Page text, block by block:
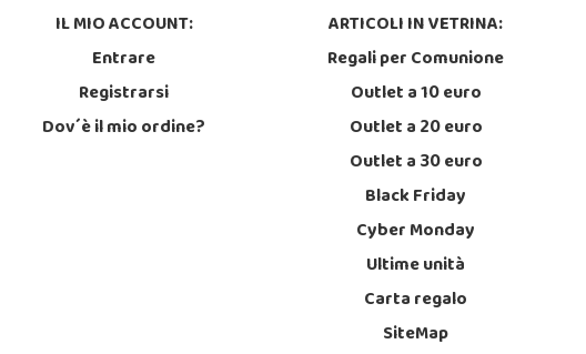
IL MIO ACCOUNT:
Entrare
Registrarsi
Dov´è il mio ordine?
ARTICOLI IN VETRINA:
Regali per Comunione
Outlet a 10 euro
Outlet a 20 euro
Outlet a 30 euro
Black Friday
Cyber Monday
Ultime unità
Carta regalo
SiteMap